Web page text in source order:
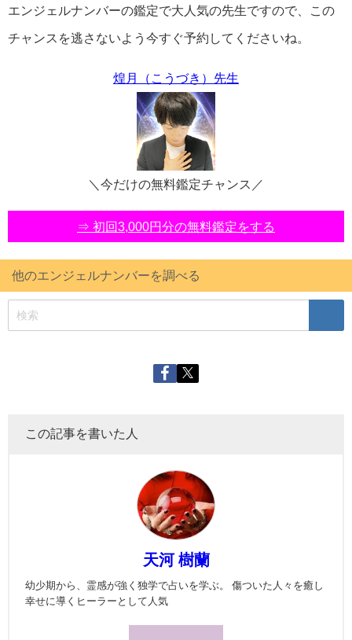
エンジェルナンバーの鑑定で大人気の先生ですので、この
チャンスを逃さないよう今すぐ予約してくださいね。
煌月（こうづき）先生
＼今だけの無料鑑定チャンス／
⇒ 初回3,000円分の無料鑑定をする
他のエンジェルナンバーを調べる
この記事を書いた人
天河 樹蘭
幼少期から、霊感が強く独学で占いを学ぶ。 傷ついた人々を癒し
幸せに導くヒーラーとして人気